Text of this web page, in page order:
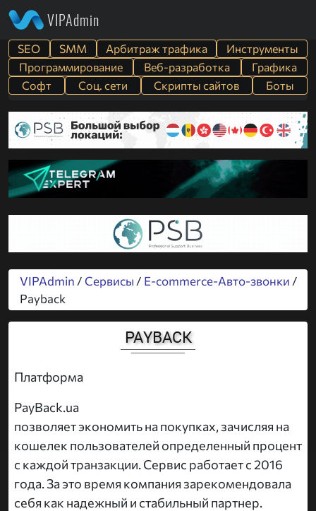
VIPAdmin
SEO SMM Арбитраж трафика
Инструменты
Программирование
Веб-разработка
Графика
Софт
Cоц. сети Скрипты сайтов Боты
VIPAdmin / Сервисы / E-commerce-Авто-звонки /
Payback
PAYBACK
Платформа
PayBack.ua
позволяет экономить на покупках, зачисляя на
кошелек пользователей определенный процент
с каждой транзакции. Сервис работает с 2016
года. За это время компания зарекомендовала
себя как надежный и стабильный партнер.